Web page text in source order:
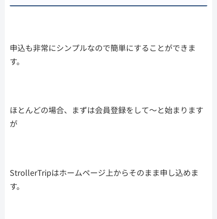
申込も非常にシンプルなので簡単にすることができま
す。
ほとんどの場合、まずは会員登録をして～と始まります
が
StrollerTripはホームページ上からそのまま申し込めま
す。